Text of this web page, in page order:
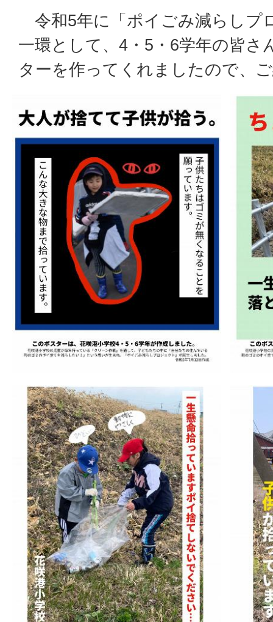
令和5年に「ポイごみ減らしプ
一環として、4・5・6学年の皆さ
ターを作ってくれましたので、